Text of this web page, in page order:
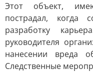
Этот объект,
пострадал, когда
разработку
руководителя
нанесении вреда
Следственные